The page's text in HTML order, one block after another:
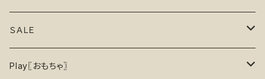
7月の新商品
8月の新商品
フードボウル
おもちゃ
ＳＡＬＥ
割引で探す
Play〖おもちゃ〗